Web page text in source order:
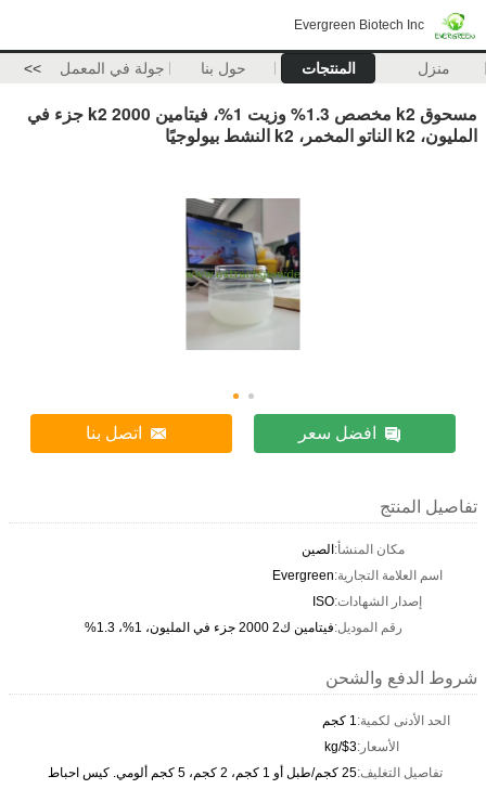
Evergreen Biotech Inc
منزل المنتجات حول بنا جولة في المعمل >>
مسحوق k2 مخصص 1.3% وزيت 1%، فيتامين k2 2000 جزء في
المليون، k2 الناتو المخمر، k2 النشط بيولوجيًا
افضل سعر اتصل بنا
تفاصيل المنتج
مكان المنشأ:الصين
اسم العلامة التجارية:Evergreen
إصدار الشهادات:ISO
رقم الموديل:فيتامين ك2 2000 جزء في المليون، 1%، 1.3%
شروط الدفع والشحن
الحد الأدنى لكمية:1 كجم
الأسعار:$3/kg
تفاصيل التغليف:25 كجم/طبل أو 1 كجم، 2 كجم، 5 كجم ألومي. كيس احباط